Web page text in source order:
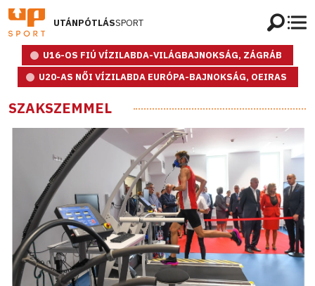
UTÁNPÓTLÁSSPORT
U16-OS FIÚ VÍZILABDA-VILÁGBAJNOKSÁG, ZÁGRÁB
U20-AS NŐI VÍZILABDA EURÓPA-BAJNOKSÁG, OEIRAS
SZAKSZEMMEL